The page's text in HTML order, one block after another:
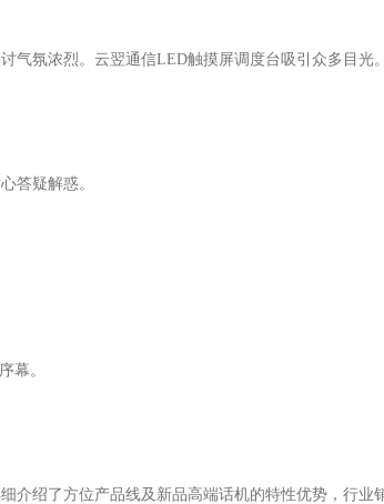
气氛浓烈。云翌通信LED触摸屏调度台吸引众多目光。
答疑解惑。
幕。
介绍了方位产品线及新品高端话机的特性优势，行业